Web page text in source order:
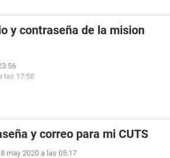
y contraseña de la mision
las 17:58
y correo para mi CUTS
may 2020 a las 05:17